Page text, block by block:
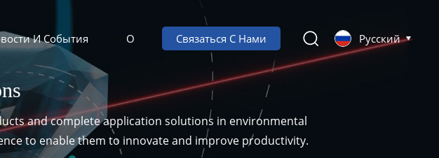
И События О Связаться С Нами Русский
and complete application solutions in environmental
to enable them to innovate and improve productivity.